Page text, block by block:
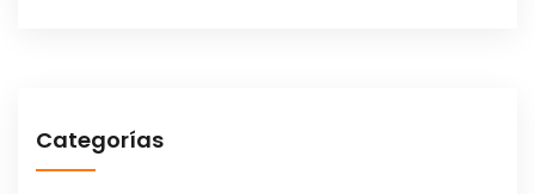
Categorías